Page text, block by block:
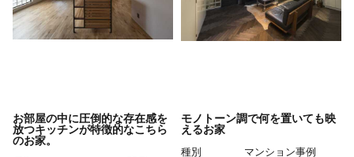
お部屋の中に圧倒的な存在感を
放つキッチンが特徴的なこちら
のお家。
モノトーン調で何を置いても映
えるお家
種別
マンション事例